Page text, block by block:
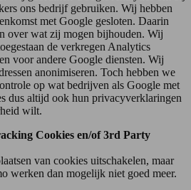
ons bedrijf gebruiken. Wij hebben
met Google gesloten. Daarin
over wat zij mogen bijhouden. Wij
de verkregen Analytics
voor andere Google diensten. Wij
anonimiseren. Toch hebben we
op wat bedrijven als Google met
dus altijd ook hun privacyverklaringen
wilt.
Cookies en/of 3rd Party
van cookies uitschakelen, maar
werken dan mogelijk niet goed meer.